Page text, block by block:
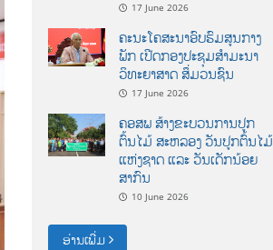
17 June 2026
ຄະນະໂຄສະນາອົບຮົມສູນກາງ
ພັກ ເປີດກອງປະຊຸມສຳມະນາ
ວິທະຍາສາດ ສຶ່ມວນຊົນ
17 June 2026
ຄອສພ ສ້າງຂະບວນການປູກ
ຕົ້ນໄມ້ ສະຫລອງ ວັນປູກຕົ້ນໄມ້
ແຫ່ງຊາດ ແລະ ວັນເດັກນ້ອຍ
ສາກົນ
10 June 2026
ອ່ານເພີ່ມ